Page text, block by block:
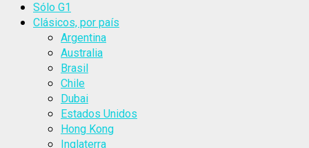
Sólo G1
Clásicos, por país
Argentina
Australia
Brasil
Chile
Dubai
Estados Unidos
Hong Kong
Inglaterra